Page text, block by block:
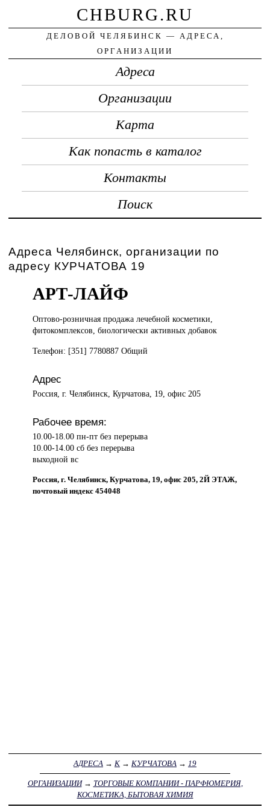
CHBURG.RU
ДЕЛОВОЙ ЧЕЛЯБИНСК — АДРЕСА,
ОРГАНИЗАЦИИ
Адреса
Организации
Карта
Как попасть в каталог
Контакты
Поиск
Адреса Челябинск, организации по
адресу КУРЧАТОВА 19
АРТ-ЛАЙФ
Оптово-розничная продажалечебной косметики,
фитокомплексов, биологически активных добавок
Телефон: [351] 7780887 Общий
Адрес
Россия, г. Челябинск, Курчатова, 19, офис 205
Рабочее время:
10.00-18.00 пн-пт без перерыва
10.00-14.00 сб без перерыва
выходной вс
Россия, г. Челябинск, Курчатова, 19, офис 205, 2Й ЭТАЖ,
почтовый индекс 454048
АДРЕСА → К → КУРЧАТОВА → 19
ОРГАНИЗАЦИИ→ ТОРГОВЫЕ КОМПАНИИ - ПАРФЮМЕРИЯ,
КОСМЕТИКА, БЫТОВАЯ ХИМИЯ